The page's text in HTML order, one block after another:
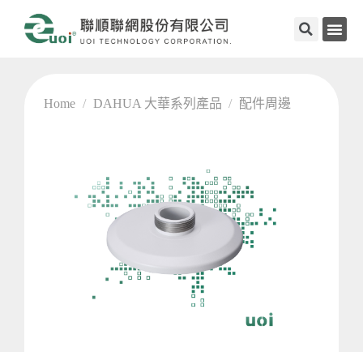
Home / DAHUA 大華系列產品 / 配件周邊